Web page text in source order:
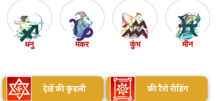
धनु मकर कुंभ मीन
देखें फ्री कुंडली फ्री टैरो रीडिंग